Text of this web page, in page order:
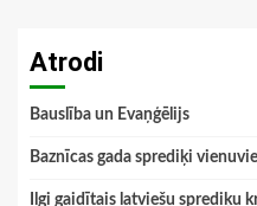
Atrodi
Bauslība un Evaņģēlijs
Baznīcas gada sprediķi
Ilgi gaidītais latviešu sprediķu